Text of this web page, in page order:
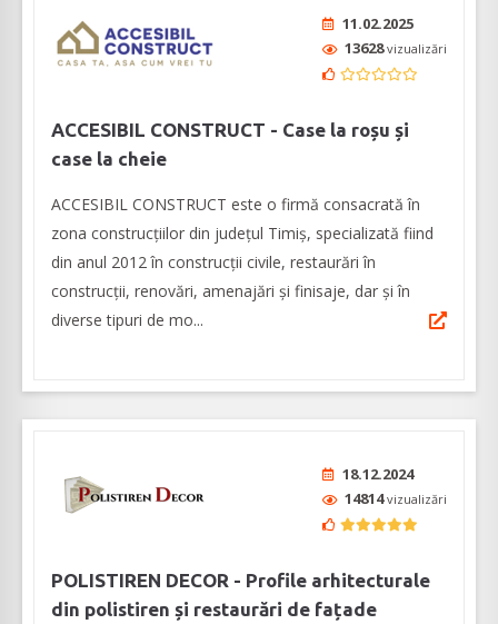
11.02.2025
13628vizualizări
ACCESIBIL CONSTRUCT - Case la roșu și
case la cheie
ACCESIBIL CONSTRUCT este o firmă consacrată în
zona construcțiilor din județul Timiș, specializată fiind
din anul 2012 în construcții civile, restaurări în
construcții, renovări, amenajări și finisaje, dar și în
diverse tipuri de mo...
18.12.2024
14814vizualizări
POLISTIREN DECOR - Profile arhitecturale
din polistiren și restaurări de fațade